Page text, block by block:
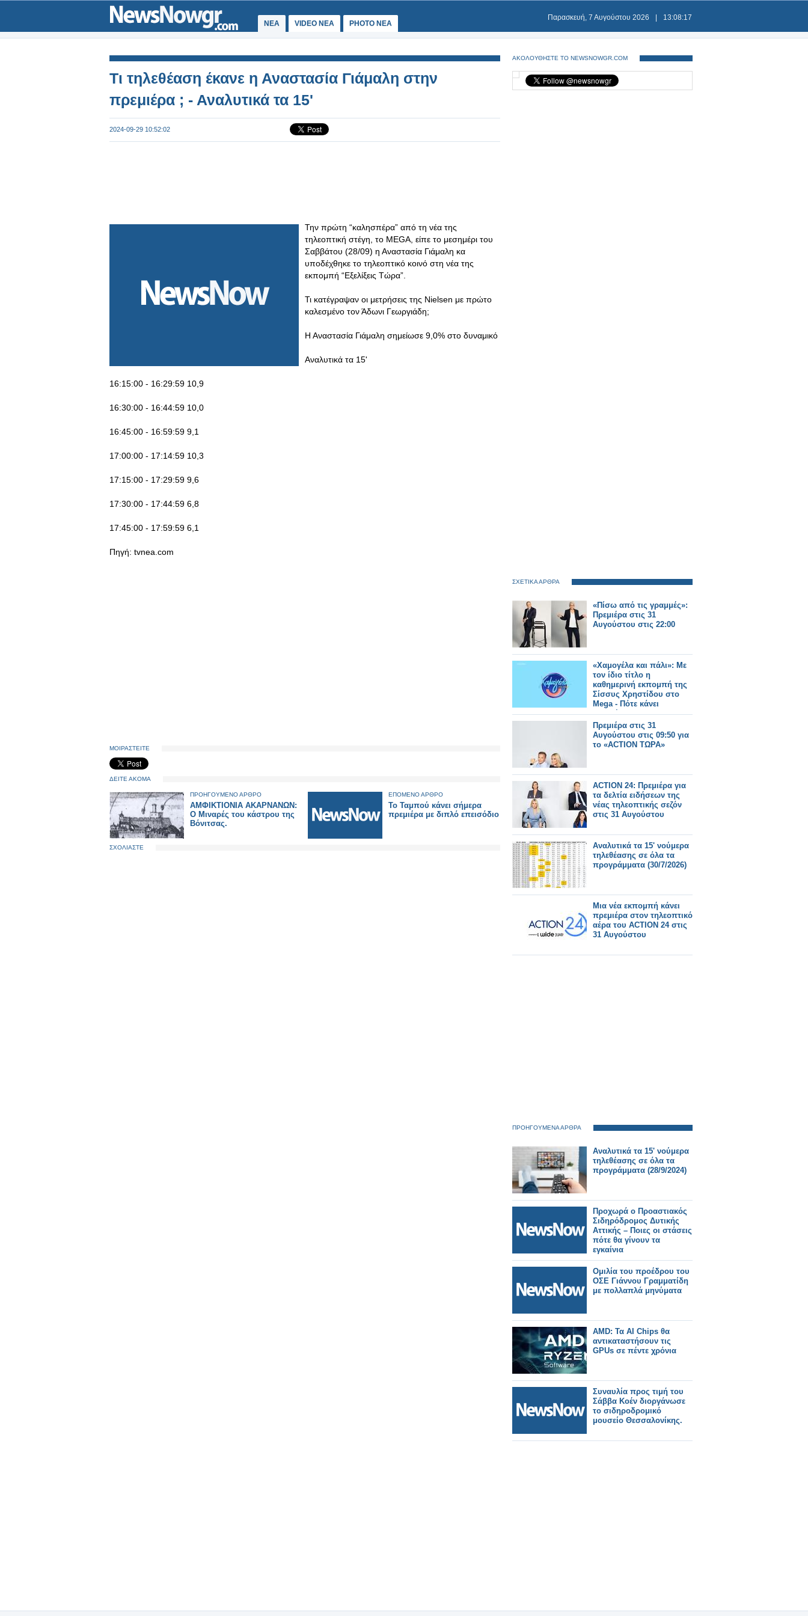
ΝΕΑ VIDEO NEA PHOTO NEA
Παρασκευή, 7 Αυγούστου 2026 13:08:17
Τι τηλεθέαση έκανε η Αναστασία Γιάμαλη στην
πρεμιέρα ; - Αναλυτικά τα 15'
2024-09-29 10:52:02
Την πρώτη “καλησπέρα” από τη νέα της
τηλεοπτική στέγη, το MEGA, είπε το μεσημέρι του
Σαββάτου (28/09) η Αναστασία Γιάμαλη κα
υποδέχθηκε το τηλεοπτικό κοινό στη νέα της
εκπομπή “Εξελίξεις Τώρα”.
Τι κατέγραψαν οι μετρήσεις της Nielsen με πρώτο
καλεσμένο τον Άδωνι Γεωργιάδη;
Η Αναστασία Γιάμαλη σημείωσε 9,0% στο δυναμικό
Αναλυτικά τα 15'
16:15:00 - 16:29:59 10,9
16:30:00 - 16:44:59 10,0
16:45:00 - 16:59:59 9,1
17:00:00 - 17:14:59 10,3
17:15:00 - 17:29:59 9,6
17:30:00 - 17:44:59 6,8
17:45:00 - 17:59:59 6,1
Πηγή: tvnea.com
ΜΟΙΡΑΣΤΕΙΤΕ
ΔΕΙΤΕ ΑΚΟΜΑ
ΠΡΟΗΓΟΥΜΕΝΟ ΑΡΘΡΟ
ΑΜΦΙΚΤΙΟΝΙΑ ΑΚΑΡΝΑΝΩΝ:
Ο Μιναρές του κάστρου της
Βόνιτσας.
ΕΠΟΜΕΝΟ ΑΡΘΡΟ
Το Ταμπού κάνει σήμερα
πρεμιέρα με διπλό επεισόδιο
ΣΧΟΛΙΑΣΤΕ
ΑΚΟΛΟΥΘΗΣΤΕ ΤΟ NEWSNOWGR.COM
ΣΧΕΤΙΚΑ ΑΡΘΡΑ
«Πίσω από τις γραμμές»:
Πρεμιέρα στις 31
Αυγούστου στις 22:00
«Χαμογέλα και πάλι»: Με
τον ίδιο τίτλο η
καθημερινή εκπομπή της
Σίσσυς Χρηστίδου στο
Mega - Πότε κάνει
πρεμιέρα;
Πρεμιέρα στις 31
Αυγούστου στις 09:50 για
το «ACTION ΤΩΡΑ»
ACTION 24: Πρεμιέρα για
τα δελτία ειδήσεων της
νέας τηλεοπτικής σεζόν
στις 31 Αυγούστου
Αναλυτικά τα 15' νούμερα
τηλεθέασης σε όλα τα
προγράμματα (30/7/2026)
Μια νέα εκπομπή κάνει
πρεμιέρα στον τηλεοπτικό
αέρα του ACTION 24 στις
31 Αυγούστου
ΠΡΟΗΓΟΥΜΕΝΑ ΑΡΘΡΑ
Αναλυτικά τα 15' νούμερα
τηλεθέασης σε όλα τα
προγράμματα (28/9/2024)
Προχωρά ο Προαστιακός
Σιδηρόδρομος Δυτικής
Αττικής – Ποιες οι στάσεις
πότε θα γίνουν τα
εγκαίνια
Ομιλία του προέδρου του
ΟΣΕ Γιάννου Γραμματίδη
με πολλαπλά μηνύματα
AMD: Τα AI Chips θα
αντικαταστήσουν τις
GPUs σε πέντε χρόνια
Συναυλία προς τιμή του
Σάββα Κοέν διοργάνωσε
το σιδηροδρομικό
μουσείο Θεσσαλονίκης.